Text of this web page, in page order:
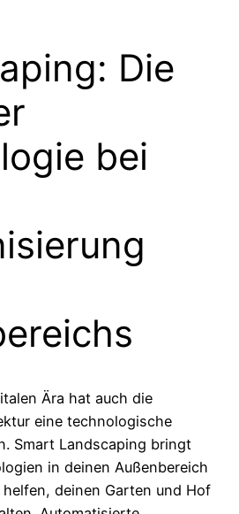
Die
bei
Ära hat auch die
eine technologische
Smart Landscaping bringt
in deinen Außenbereich
deinen Garten und Hof